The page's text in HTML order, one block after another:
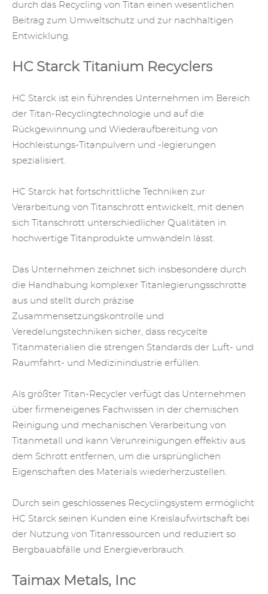
durch das Recycling von Titan einen wesentlichen
Beitrag zum Umweltschutz und zur nachhaltigen
Entwicklung.
HC Starck Titanium Recyclers
HC Starck ist ein führendes Unternehmen im Bereich
der Titan-Recyclingtechnologie und auf die
Rückgewinnung und Wiederaufbereitung von
Hochleistungs-Titanpulvern und -legierungen
spezialisiert.
HC Starck hat fortschrittliche Techniken zur
Verarbeitung von Titanschrott entwickelt, mit denen
sich
Titanschrott unterschiedlicher Qualitäten in
hochwertige Titanprodukte umwandeln lässt.
Das Unternehmen zeichnet sich insbesondere durch
die Handhabung komplexer Titanlegierungsschrotte
aus und stellt durch präzise
Zusammensetzungskontrolle und
Veredelungstechniken sicher, dass recycelte
Titanmaterialien die strengen Standards der Luft- und
Raumfahrt- und Medizinindustrie erfüllen.
Als größter Titan-Recycler verfügt das Unternehmen
über firmeneigenes Fachwissen in der chemischen
Reinigung und mechanischen Verarbeitung von
Titanmetall und kann Verunreinigungen effektiv aus
dem Schrott entfernen, um die ursprünglichen
Eigenschaften des Materials wiederherzustellen.
Durch sein geschlossenes Recyclingsystem ermöglicht
HC Starck seinen Kunden eine Kreislaufwirtschaft bei
der Nutzung von Titanressourcen und reduziert so
Bergbauabfälle und Energieverbrauch.
Taimax Metals, Inc